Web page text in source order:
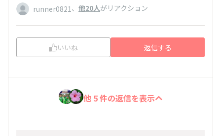
runner0821、 他20人がリアクション
いいね 返信する
他 5 件の返信を表示